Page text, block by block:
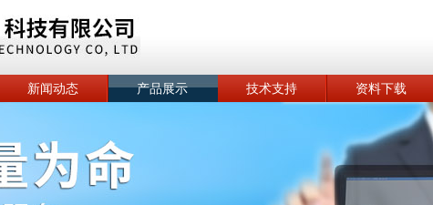
新闻动态 产品展示 技术支持 资料下载